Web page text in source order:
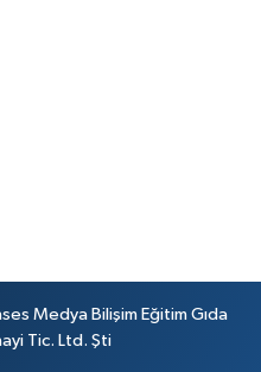
Medya Bilişim Eğitim Gıda
Tic. Ltd. Şti